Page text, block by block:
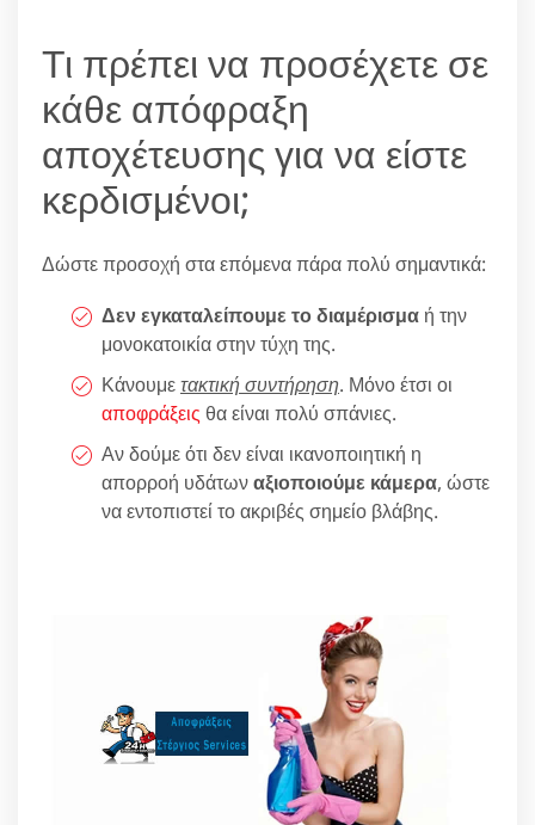
Τι πρέπει να προσέχετε σε
κάθε απόφραξη
αποχέτευσης για να είστε
κερδισμένοι;
Δώστε προσοχή στα επόμενα πάρα πολύ σημαντικά:
Δεν εγκαταλείπουμε το διαμέρισμα ή την
μονοκατοικία στην τύχη της.
Κάνουμετακτική συντήρηση. Μόνο έτσι οι
αποφράξεις θα είναι πολύ σπάνιες.
Αν δούμε ότι δεν είναι ικανοποιητική η
απορροή υδάτωναξιοποιούμε κάμερα, ώστε
να εντοπιστεί το ακριβές σημείο βλάβης.